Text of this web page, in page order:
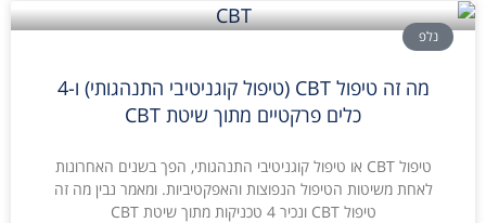
נלפ
מה זה טיפול CBT (טיפול קוגניטיבי התנהגותי) ו-4
כלים פרקטיים מתוך שיטת CBT
טיפול CBT או טיפול קוגניטיבי התנהגותי, הפך בשנים האחרונות
לאחת משיטות הטיפול הנפוצות והאפקטיביות. ומאמר נבין מה זה
טיפול CBT ונכיר 4 טכניקות מתוך שיטת CBT